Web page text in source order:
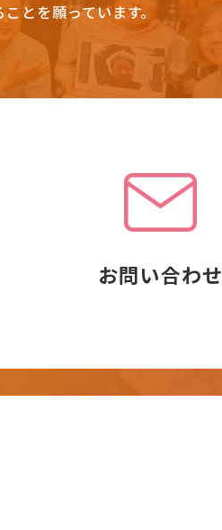
とを願っています。
お問い合わせ